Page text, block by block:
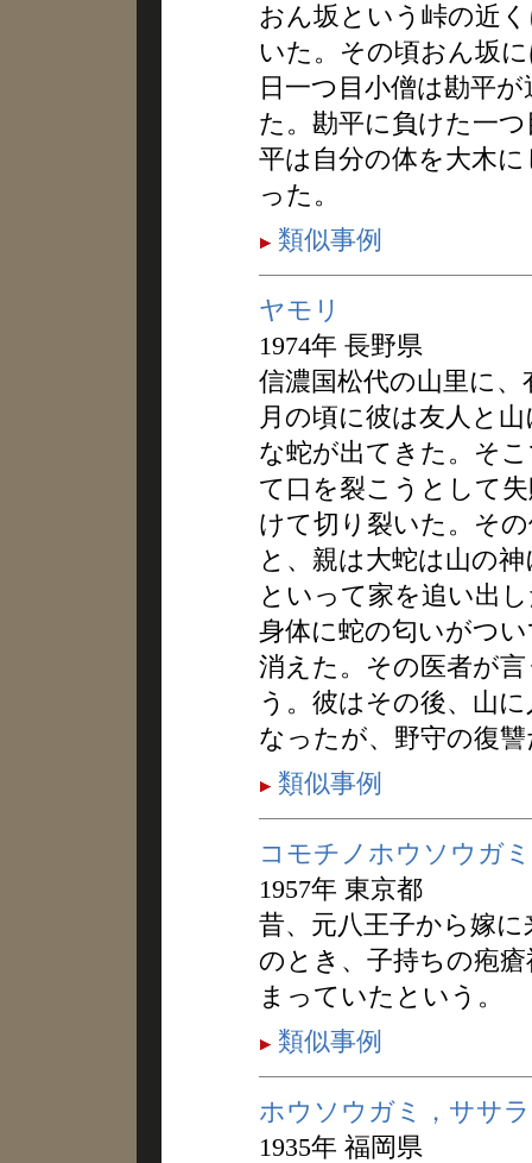
おん坂という峠の近
いた。その頃おん坂
日一つ目小僧は勘平
た。勘平に負けた一
平は自分の体を大木
った。
類似事例
ヤモリ
1974年 長野県
信濃国松代の山里に
月の頃に彼は友人と
な蛇が出てきた。そ
て口を裂こうとして
けて切り裂いた。そ
と、親は大蛇は山の
といって家を追い出
身体に蛇の匂いがつ
消えた。その医者が
う。彼はその後、山
なったが、野守の復
類似事例
コモチノホウソウガミ
1957年 東京都
昔、元八王子から嫁
のとき、子持ちの疱
まっていたという。
類似事例
ホウソウガミ，ササ
1935年 福岡県